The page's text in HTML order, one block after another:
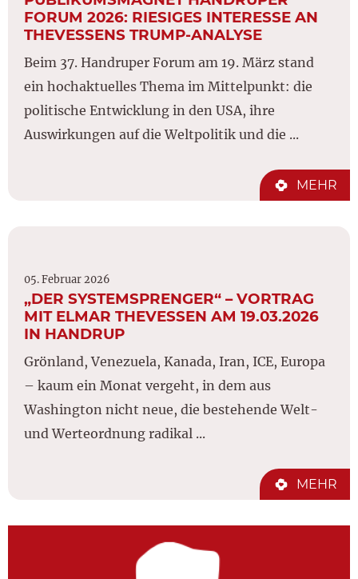
FORUM 2026: RIESIGES INTERESSE AN
THEVESSENS TRUMP-ANALYSE
Beim 37. Handruper Forum am 19. März stand
ein hochaktuelles Thema im Mittelpunkt: die
politische Entwicklung in den USA, ihre
Auswirkungen auf die Weltpolitik und die ...
MEHR
05. Februar 2026
„DER SYSTEMSPRENGER“ – VORTRAG
MIT ELMAR THEVESSEN AM 19.03.2026 I
N HANDRUP
Grönland, Venezuela, Kanada, Iran, ICE, Europa
– kaum ein Monat vergeht, in dem aus
Washington nicht neue, die bestehende Welt-
und Werteordnung radikal ...
MEHR